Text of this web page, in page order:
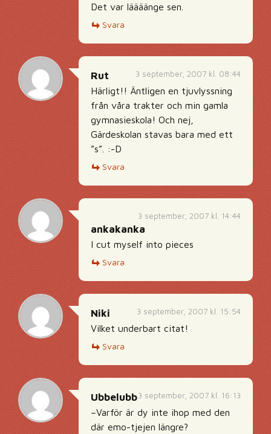
Det var läääänge sen.
Svara
3 september, 2007 kl. 08:44
Rut
Härligt!! Äntligen en tjuvlyssning
från våra trakter och min gamla
gymnasieskola! Och nej,
Gärdeskolan stavas bara med ett
”s”. :-D
Svara
3 september, 2007 kl. 14:44
ankakanka
I cut myself into pieces
Svara
3 september, 2007 kl. 15:54
Niki
Vilket underbart citat!
Svara
3 september, 2007 kl. 16:13
Ubbelubb
–Varför är dy inte ihop med den
där emo-tjejen längre?